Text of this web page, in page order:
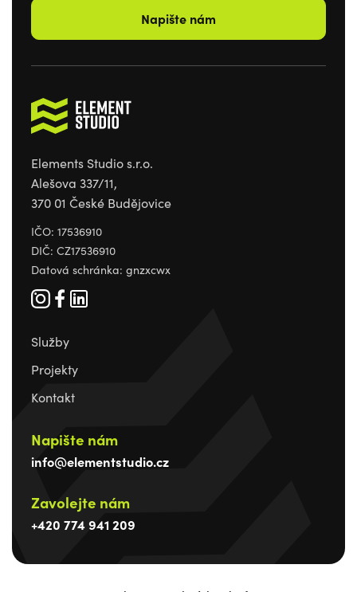
Napište nám
Elements Studio s.r.o.
Alešova 337/11,
370 01 České Budějovice
IČO: 17536910
DIČ: CZ17536910
Datová schránka: gnzxcwx
Služby
Projekty
Kontakt
Napište nám
info@elementstudio.cz
Zavolejte nám
+420 774 941 209